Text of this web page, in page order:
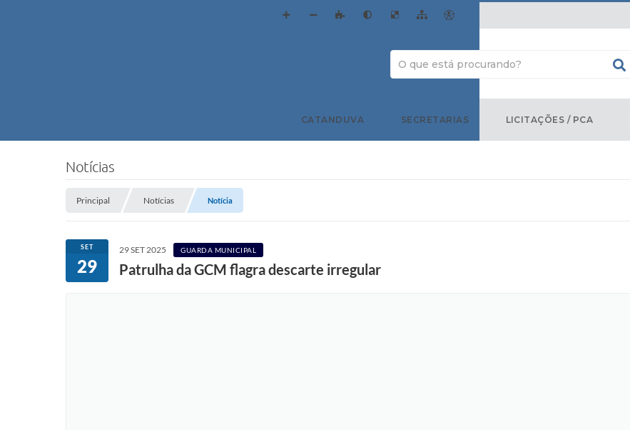
CATANDUVA SECRETARIAS LICITAÇÕES / PCA
Notícias
Principal Notícias Notícia
SET
29
29 SET 2025 GUARDA MUNICIPAL
Patrulha da GCM flagra descarte irregular